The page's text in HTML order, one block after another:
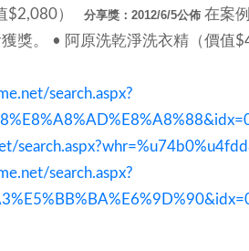
$2,080） 分享獎：2012/6/5公佈 在案
獎。 • 阿原洗乾淨洗衣精（價值
search.aspx?
search.aspx?